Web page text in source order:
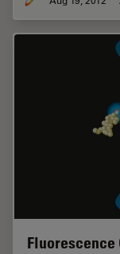
Fluorescence